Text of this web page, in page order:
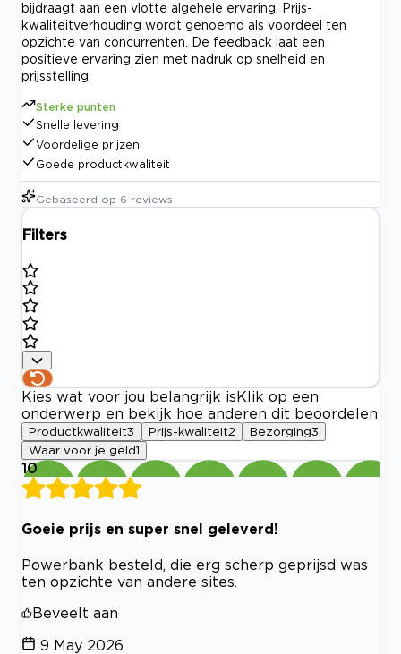
bijdraagt aan een vlotte algehele ervaring. Prijs-
kwaliteitverhouding wordt genoemd als voordeel ten
opzichte van concurrenten. De feedback laat een
positieve ervaring zien met nadruk op snelheid en
prijsstelling.
Sterke punten
Snelle levering
Voordelige prijzen
Goede productkwaliteit
Gebaseerd op 6 reviews
Filters
Kies wat voor jou belangrijk is Klik op een
onderwerp en bekijk hoe anderen dit beoordelen
Productkwaliteit3 Prijs-kwaliteit2 Bezorging3
Waar voor je geld1
10
Goeie prijs en super snel geleverd!
Powerbank besteld, die erg scherp geprijsd was
ten opzichte van andere sites.
Beveelt aan
9 May 2026